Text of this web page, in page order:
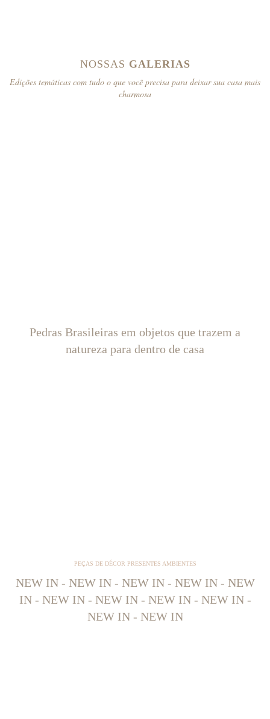
NOSSAS GALERIAS
Edições temáticas com tudo o que você precisa para deixar sua casa mais
charmosa
Pedras Brasileiras em objetos que trazem a
natureza para dentro de casa
PEÇAS DE DÉCOR PRESENTES AMBIENTES
NEW IN - NEW IN - NEW IN - NEW IN - NEW
IN - NEW IN - NEW IN - NEW IN - NEW IN -
NEW IN - NEW IN